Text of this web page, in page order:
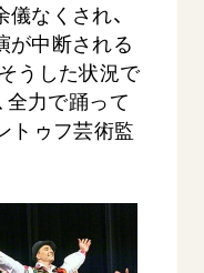
ガサキの
動画
なくされ、
が中断される
うした状況で
全力で踊って
トゥフ芸術監